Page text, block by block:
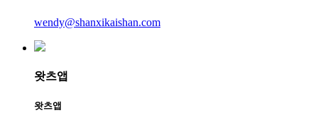
wendy@shanxikaishan.com
왓츠앱
왓츠앱